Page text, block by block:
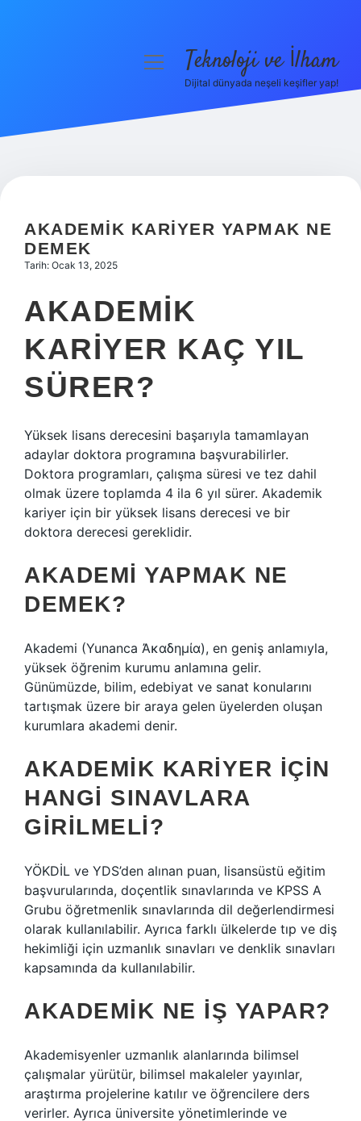
Hakkımızda
menüyüTeknoloji ve İlham
Dijital dünyada neşeli keşifler yap!
AKADEMIK KARIYER YAPMAK NE
DEMEK
Tarih: Ocak 13, 2025
AKADEMIK
KARIYER KAÇ YIL
SÜRER?
Yüksek lisans derecesini başarıyla tamamlayan
adaylar doktora programına başvurabilirler.
Doktora programları, çalışma süresi ve tez dahil
olmak üzere toplamda 4 ila 6 yıl sürer. Akademik
kariyer için bir yüksek lisans derecesi ve bir
doktora derecesi gereklidir.
AKADEMI YAPMAK NE
DEMEK?
Akademi (Yunanca Ἀκαδημία), en geniş anlamıyla,
yüksek öğrenim kurumu anlamına gelir.
Günümüzde, bilim, edebiyat ve sanat konularını
tartışmak üzere bir araya gelen üyelerden oluşan
kurumlara akademi denir.
AKADEMIK KARIYER IÇIN
HANGI SINAVLARA
GIRILMELI?
YÖKDİL ve YDS’den alınan puan, lisansüstü eğitim
başvurularında, doçentlik sınavlarında ve KPSS A
Grubu öğretmenlik sınavlarında dil değerlendirmesi
olarak kullanılabilir. Ayrıca farklı ülkelerde tıp ve diş
hekimliği için uzmanlık sınavları ve denklik sınavları
kapsamında da kullanılabilir.
AKADEMIK NE IŞ YAPAR?
Akademisyenler uzmanlık alanlarında bilimsel
çalışmalar yürütür, bilimsel makaleler yayınlar,
araştırma projelerine katılır ve öğrencilere ders
verirler. Ayrıca üniversite yönetimlerinde ve